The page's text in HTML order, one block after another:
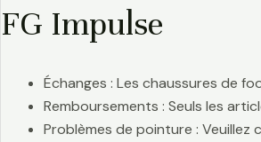
FG Impulse
Échanges : Les chaussures de
Remboursements : Seuls les
Problèmes de pointure :